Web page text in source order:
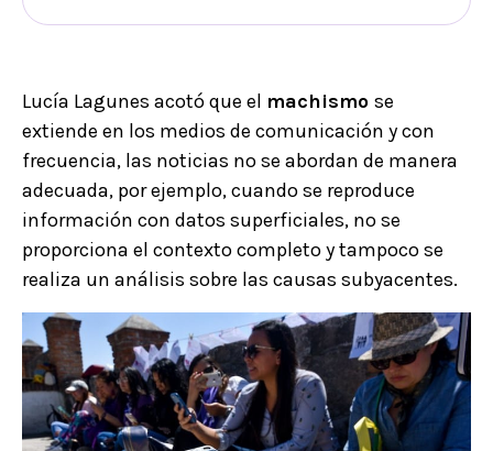
Lucía Lagunes acotó que el machismo se
extiende en los medios de comunicación y con
frecuencia, las noticias no se abordan de manera
adecuada, por ejemplo, cuando se reproduce
información con datos superficiales, no se
proporciona el contexto completo y tampoco se
realiza un análisis sobre las causas subyacentes.